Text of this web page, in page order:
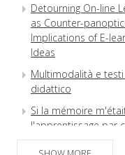
Detourning On-line
as Counter-
Implications of E-
Ideas
Multimodalità e
didattico
Si la mémoire
l'apprentissage par
langue : modes